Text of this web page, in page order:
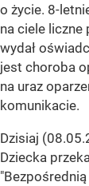
o życie. 8-
na ciele liczne
wydał
jest choroba
na uraz
komunikacie.
Dzisiaj
Dziecka